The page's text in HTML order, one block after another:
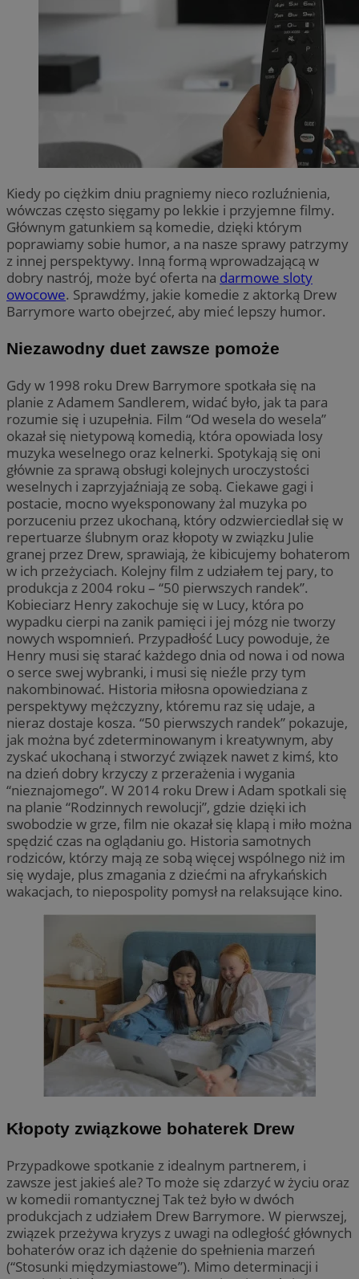
Kiedy po ciężkim dniu pragniemy nieco rozluźnienia,
wówczas często sięgamy po lekkie i przyjemne filmy.
Głównym gatunkiem są komedie, dzięki którym
poprawiamy sobie humor, a na nasze sprawy patrzymy
z innej perspektywy. Inną formą wprowadzającą w
dobry nastrój, może być oferta na darmowe sloty
owocowe. Sprawdźmy, jakie komedie z aktorką Drew
Barrymore warto obejrzeć, aby mieć lepszy humor.
Niezawodny duet zawsze pomoże
Gdy w 1998 roku Drew Barrymore spotkała się na
planie z Adamem Sandlerem, widać było, jak ta para
rozumie się i uzupełnia. Film “Od wesela do wesela”
okazał się nietypową komedią, która opowiada losy
muzyka weselnego oraz kelnerki. Spotykają się oni
głównie za sprawą obsługi kolejnych uroczystości
weselnych i zaprzyjaźniają ze sobą. Ciekawe gagi i
postacie, mocno wyeksponowany żal muzyka po
porzuceniu przez ukochaną, który odzwierciedlał się w
repertuarze ślubnym oraz kłopoty w związku Julie
granej przez Drew, sprawiają, że kibicujemy bohaterom
w ich przeżyciach. Kolejny film z udziałem tej pary, to
produkcja z 2004 roku – “50 pierwszych randek”.
Kobieciarz Henry zakochuje się w Lucy, która po
wypadku cierpi na zanik pamięci i jej mózg nie tworzy
nowych wspomnień. Przypadłość Lucy powoduje, że
Henry musi się starać każdego dnia od nowa i od nowa
o serce swej wybranki, i musi się nieźle przy tym
nakombinować. Historia miłosna opowiedziana z
perspektywy mężczyzny, któremu raz się udaje, a
nieraz dostaje kosza. “50 pierwszych randek” pokazuje,
jak można być zdeterminowanym i kreatywnym, aby
zyskać ukochaną i stworzyć związek nawet z kimś, kto
na dzień dobry krzyczy z przerażenia i wygania
“nieznajomego”. W 2014 roku Drew i Adam spotkali się
na planie “Rodzinnych rewolucji”, gdzie dzięki ich
swobodzie w grze, film nie okazał się klapą i miło można
spędzić czas na oglądaniu go. Historia samotnych
rodziców, którzy mają ze sobą więcej wspólnego niż im
się wydaje, plus zmagania z dziećmi na afrykańskich
wakacjach, to niepospolity pomysł na relaksujące kino.
Kłopoty związkowe bohaterek Drew
Przypadkowe spotkanie z idealnym partnerem, i
zawsze jest jakieś ale? To może się zdarzyć w życiu oraz
w komedii romantycznej Tak też było w dwóch
produkcjach z udziałem Drew Barrymore. W pierwszej,
związek przeżywa kryzys z uwagi na odległość głównych
bohaterów oraz ich dążenie do spełnienia marzeń
(“Stosunki międzymiastowe”). Mimo determinacji i